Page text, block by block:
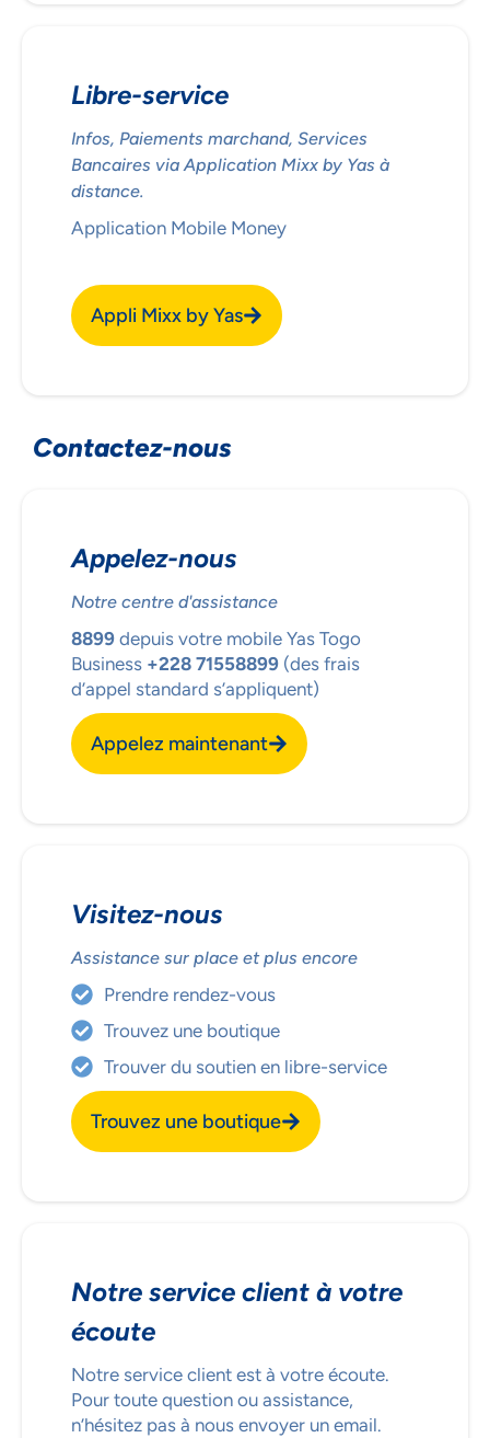
Libre-service
Infos, Paiements marchand, Services
Bancaires via Application Mixx by Yas à
distance.
Application Mobile Money
Appli Mixx by Yas
Contactez-nous
Appelez-nous
Notre centre d'assistance
8899 depuis votre mobile Yas Togo
Business +228 71558899 (des frais
d’appel standard s’appliquent)
Appelez maintenant
Visitez-nous
Assistance sur place et plus encore
Prendre rendez-vous
Trouvez une boutique
Trouver du soutien en libre-service
Trouvez une boutique
Notre service client à votre
écoute
Notre service client est à votre écoute.
Pour toute question ou assistance,
n’hésitez pas à nous envoyer un email.
L'IMPORTANCE À VOTRE VIE
PRIVÉE